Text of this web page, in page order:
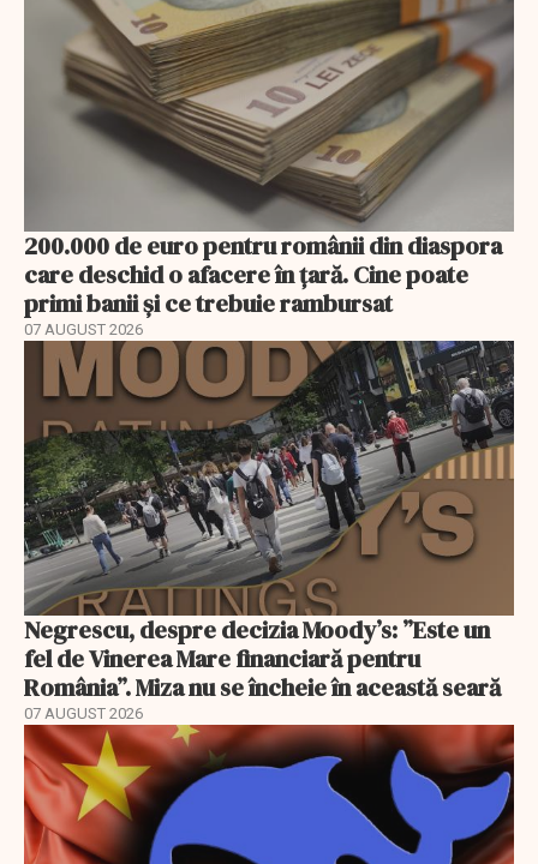
200.000 de euro pentru românii din diaspora
care deschid o afacere în țară. Cine poate
primi banii și ce trebuie rambursat
07 AUGUST 2026
Negrescu, despre decizia Moody’s: ”Este un
fel de Vinerea Mare financiară pentru
România”. Miza nu se încheie în această seară
07 AUGUST 2026